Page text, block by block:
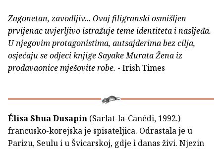
Zagonetan, zavodljiv... Ovaj filigranski osmišljen
prvijenac uvjerljivo istražuje teme identiteta i nasljeđa.
U njegovim protagonistima, autsajderima bez cilja,
osjećaju se odjeci knjige Sayake Murata Žena iz
prodavaonice mješovite robe. - Irish Times
Élisa Shua Dusapin (Sarlat-la-Canédi, 1992.)
francusko-korejska je spisateljica. Odrastala je u
Parizu, Seulu i u Švicarskoj, gdje i danas živi. Njezin